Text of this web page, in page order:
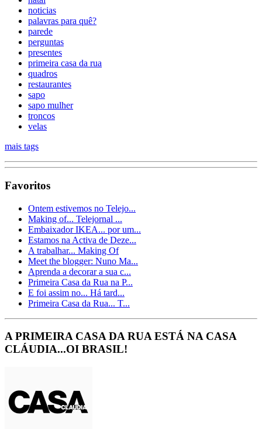
noticias
palavras para quê?
parede
perguntas
presentes
primeira casa da rua
quadros
restaurantes
sapo
sapo mulher
troncos
velas
mais tags
Favoritos
Ontem estivemos no Telejo...
Making of... Telejornal ...
Embaixador IKEA... por um...
Estamos na Activa de Deze...
A trabalhar... Making Of
Meet the blogger: Nuno Ma...
Aprenda a decorar a sua c...
Primeira Casa da Rua na P...
E foi assim no... Há tard...
Primeira Casa da Rua... T...
A PRIMEIRA CASA DA RUA ESTÁ NA CASA
CLÁUDIA...OI BRASIL!